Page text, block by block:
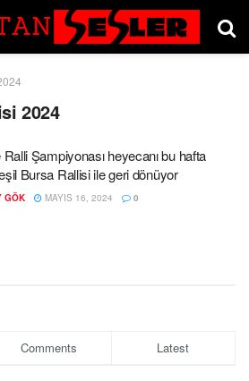
2024
Şampiyonası heyecanı bu hafta
Bursa Rallisi ile geri dönüyor
GÖK MAYIS 16, 2024 0
Comments Latest